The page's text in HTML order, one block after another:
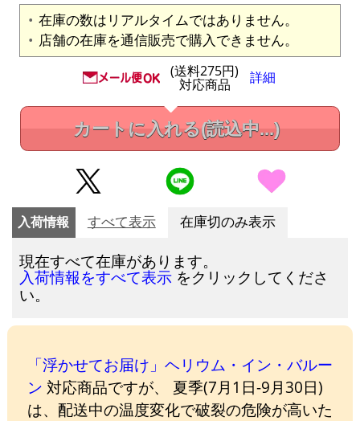
在庫の数はリアルタイムではありません。
店舗の在庫を通信販売で購入できません。
(送料275円)
対応商品 詳細
カートに入れる(読込中...)
入荷情報 すべて表示 在庫切のみ表示
現在すべて在庫があります。
入荷情報をすべて表示 をクリックしてくださ
い。
「浮かせてお届け」ヘリウム・イン・バルー
ン 対応商品ですが、 夏季(7月1日-9月30日)
は、配送中の温度変化で破裂の危険が高いた